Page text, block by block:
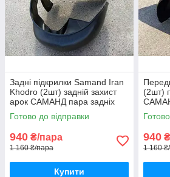
Задні підкрилки Samand Iran
Khodro (2шт) задній захист
арок САМАНД пара задніх
Готово до відправки
940 ₴/пара
1 160 ₴/пара
Купити
(2шт)
940
1 160